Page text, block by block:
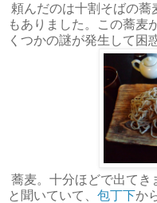
頼んだのは十割そばの蕎
もありました。この蕎麦
くつかの謎が発生して困
蕎麦。十分ほどで出てき
と聞いていて、 包丁下か